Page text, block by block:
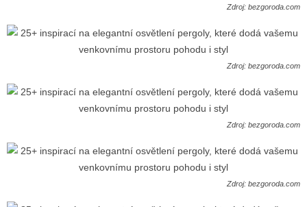
Zdroj: bezgoroda.com
Zdroj: bezgoroda.com
Zdroj: bezgoroda.com
Zdroj: bezgoroda.com